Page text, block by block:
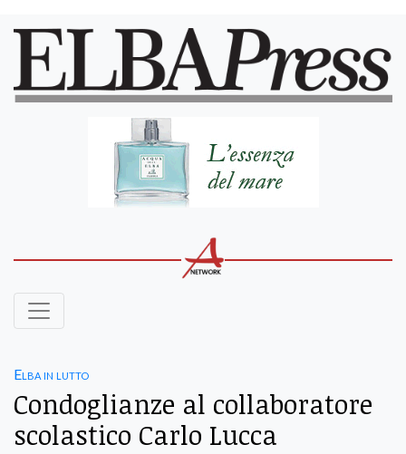
Elba in lutto
Condoglianze al collaboratore
scolastico Carlo Lucca